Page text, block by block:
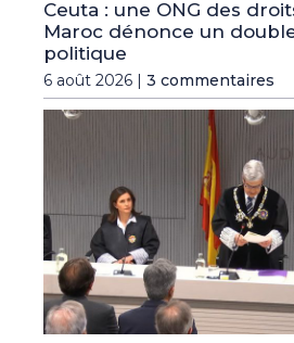
Ceuta : une ONG des
Maroc dénonce un
politique
6 août 2026 | 3 commentaires